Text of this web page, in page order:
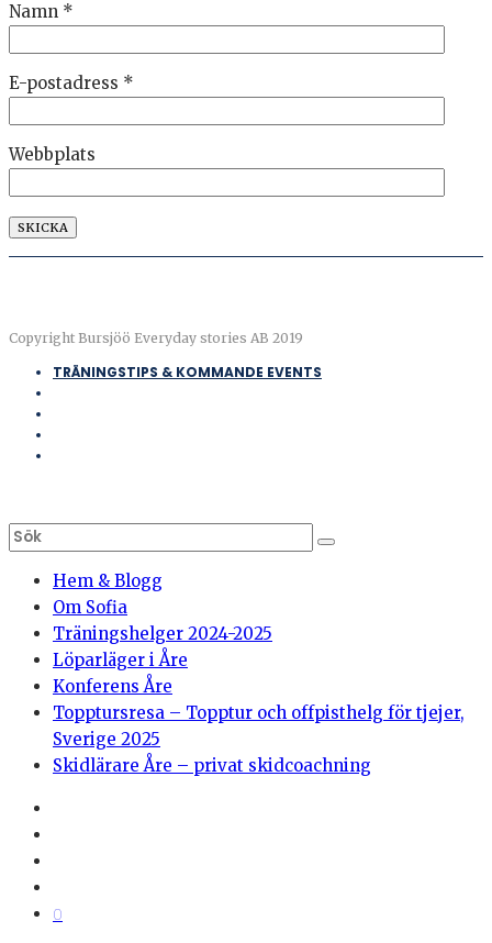
Namn *
E-postadress *
Webbplats
Copyright Bursjöö Everyday stories AB 2019
TRÄNINGSTIPS & KOMMANDE EVENTS
Hem & Blogg
Om Sofia
Träningshelger 2024-2025
Löparläger i Åre
Konferens Åre
Topptursresa – Topptur och offpisthelg för tjejer,
Sverige 2025
Skidlärare Åre – privat skidcoachning
0